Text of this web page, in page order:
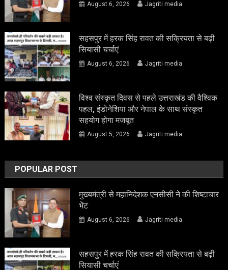
August 6, 2026 Jagriti media
सहसपुर में हरक सिंह रावत की सक्रियता से बढ़ी
सियासी चर्चाएं
August 6, 2026 Jagriti media
विश्व संस्कृत दिवस से पहले उत्तराखंड की वैश्विक
पहल, इंडोनेशिया और नेपाल के साथ संस्कृत
सहयोग होगा मजबूत
August 5, 2026 Jagriti media
POPULAR POST
मुख्यमंत्री से महानिदेशक एनसीसी ने की शिष्टाचार
भेंट
August 6, 2026 Jagriti media
सहसपुर में हरक सिंह रावत की सक्रियता से बढ़ी
सियासी चर्चाएं